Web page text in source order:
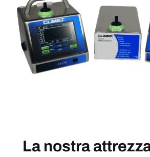
La nostra